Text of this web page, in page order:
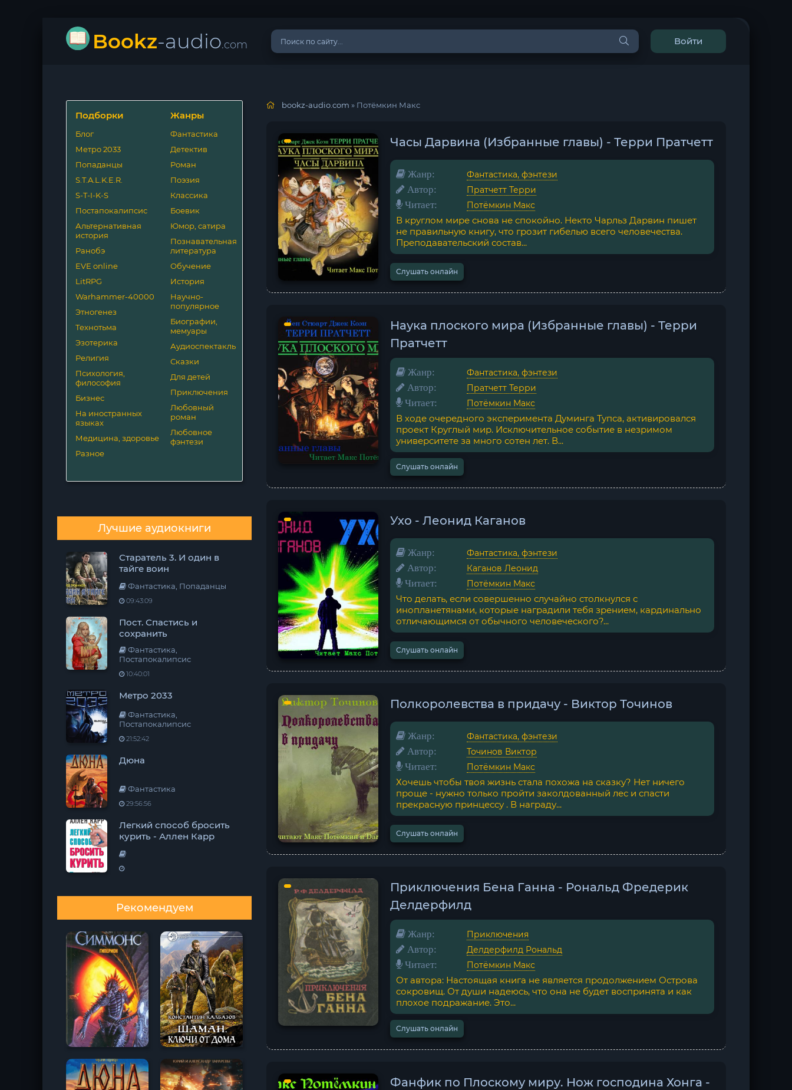
Bookz-audio.com Войти
Подборки
Блог
Метро 2033
Попаданцы
S.T.A.L.K.E.R.
S-T-I-K-S
Постапокалипсис
Альтернативная
история
Ранобэ
EVE online
LitRPG
Warhammer-40000
Этногенез
Технотьма
Эзотерика
Религия
Психология,
философия
Бизнес
На иностранных
языках
Медицина, здоровье
Разное
Жанры
Фантастика
Детектив
Роман
Поэзия
Классика
Боевик
Юмор, сатира
Познавательная
литература
Обучение
История
Научно-
популярное
Биографии,
мемуары
Аудиоспектакль
Сказки
Для детей
Приключения
Любовный
роман
Любовное
фэнтези
Лучшие аудиокниги
Старатель 3. И один в
тайге воин
Фантастика, Попаданцы
09:43:09
Пост. Спастись и
сохранить
Фантастика,
Постапокалипсис
10:40:01
Метро 2033
Фантастика,
Постапокалипсис
21:52:42
Дюна
Фантастика
29:56:56
Легкий способ бросить
курить - Аллен Карр
Рекомендуем
bookz-audio.com » Потёмкин Макс
Часы Дарвина (Избранные главы) - Терри Пратчетт
Жанр: Фантастика, фэнтези
Автор: Пратчетт Терри
Читает: Потёмкин Макс
В круглом мире снова не спокойно. Некто Чарльз Дарвин пишет
не правильную книгу, что грозит гибелью всего человечества.
Преподавательский состав...
Слушать онлайн
Наука плоского мира (Избранные главы) - Терри
Пратчетт
Жанр: Фантастика, фэнтези
Автор: Пратчетт Терри
Читает: Потёмкин Макс
В ходе очередного эксперимента Думинга Тупса, активировался
проект Круглый мир. Исключительное событие в незримом
университете за много сотен лет. В...
Слушать онлайн
Ухо - Леонид Каганов
Жанр: Фантастика, фэнтези
Автор: Каганов Леонид
Читает: Потёмкин Макс
Что делать, если совершенно случайно столкнулся с
инопланетянами, которые наградили тебя зрением, кардинально
отличающимся от обычного человеческого?...
Слушать онлайн
Полкоролевства в придачу - Виктор Точинов
Жанр: Фантастика, фэнтези
Автор: Точинов Виктор
Читает: Потёмкин Макс
Хочешь чтобы твоя жизнь стала похожа на сказку? Нет ничего
проще - нужно только пройти заколдованный лес и спасти
прекрасную принцессу . В награду...
Слушать онлайн
Приключения Бена Ганна - Рональд Фредерик
Делдерфилд
Жанр: Приключения
Автор: Делдерфилд Рональд
Читает: Потёмкин Макс
От автора: Настоящая книга не является продолжением Острова
сокровищ. От души надеюсь, что она не будет воспринята и как
плохое подражание. Это...
Слушать онлайн
Фанфик по Плоскому миру. Нож господина Хонга -